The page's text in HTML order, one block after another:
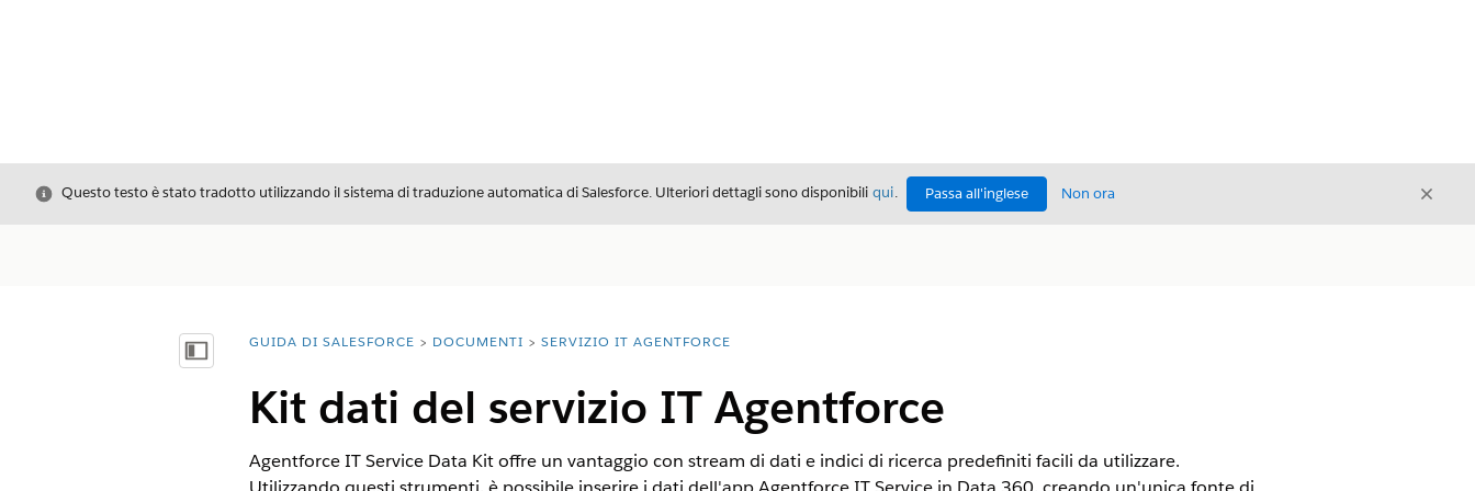
Chiudi
Questo testo è stato tradotto utilizzando il sistema di traduzione automatica di Salesforce. Ulteriori dettagli sono disponibili qui. Passa all'inglese Non ora Chiudi
Mostra sommario
Ti trovi qui:
GUIDA DI SALESFORCE DOCUMENTI SERVIZIO IT AGENTFORCE
Kit dati del servizio IT Agentforce
Agentforce IT Service Data Kit offre un vantaggio con stream di dati e indici di ricerca predefiniti facili da utilizzare.